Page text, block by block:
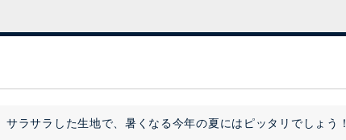
サラサラした生地で、暑くなる今年の夏にはピッタリでしょう！